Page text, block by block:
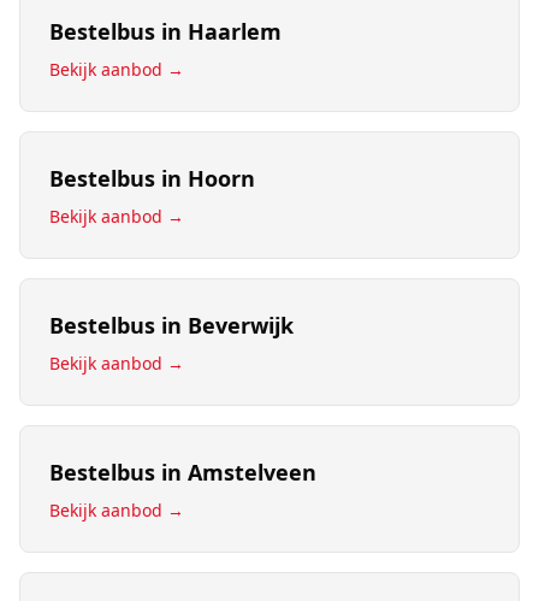
Bestelbus in Haarlem
Bekijk aanbod →
Bestelbus in Hoorn
Bekijk aanbod →
Bestelbus in Beverwijk
Bekijk aanbod →
Bestelbus in Amstelveen
Bekijk aanbod →